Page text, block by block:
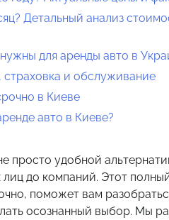
Детальный анализ
для аренды авто в
страховка и обслуживание
в Киеве
авто в Киеве?
просто удобной
до компаний. Этот
поможет вам
осознанный выбор. Мы